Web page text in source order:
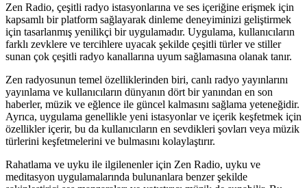
Zen Radio, çeşitli radyo istasyonlarına ve ses içeriğine erişmek için
kapsamlı bir platform sağlayarak dinleme deneyiminizi geliştirmek
için tasarlanmış yenilikçi bir uygulamadır. Uygulama, kullanıcıların
farklı zevklere ve tercihlere uyacak şekilde çeşitli türler ve stiller
sunan çok çeşitli radyo kanallarına uyum sağlamasına olanak tanır.
Zen radyosunun temel özelliklerinden biri, canlı radyo yayınlarını
yayınlama ve kullanıcıların dünyanın dört bir yanından en son
haberler, müzik ve eğlence ile güncel kalmasını sağlama yeteneğidir.
Ayrıca, uygulama genellikle yeni istasyonlar ve içerik keşfetmek için
özellikler içerir, bu da kullanıcıların en sevdikleri şovları veya müzik
türlerini keşfetmelerini ve bulmasını kolaylaştırır.
Rahatlama ve uyku ile ilgilenenler için Zen Radio, uyku ve
meditasyon uygulamalarında bulunanlara benzer şekilde